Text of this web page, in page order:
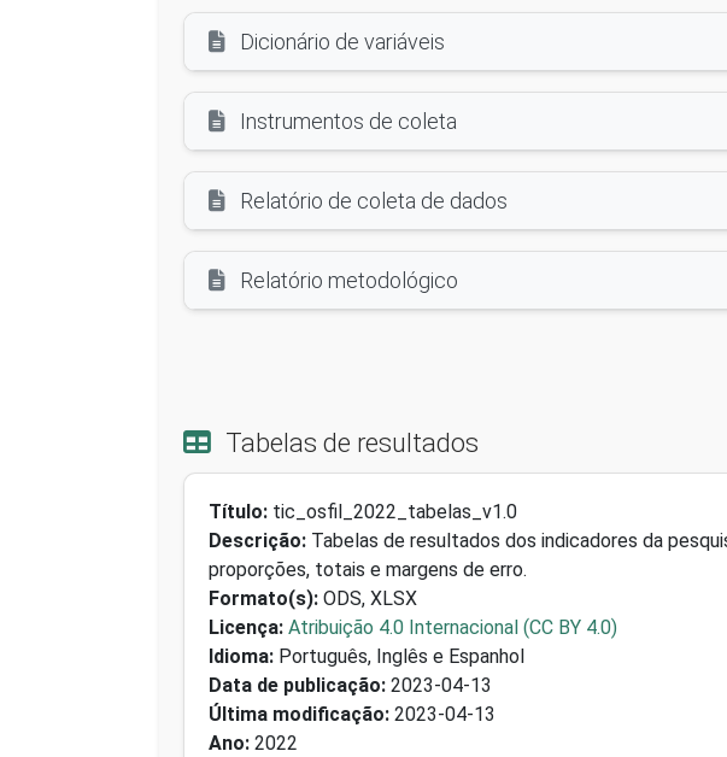
Dicionário de variáveis
Instrumentos de coleta
Relatório de coleta de dados
Relatório metodológico
Tabelas de resultados
Título: tic_osfil_2022_tabelas_v1.0
Descrição: Tabelas de resultados dos indicadores da
proporções, totais e margens de erro.
Formato(s): ODS, XLSX
Licença: Atribuição 4.0 Internacional (CC BY 4.0)
Idioma: Português, Inglês e Espanhol
Data de publicação: 2023-04-13
Última modificação: 2023-04-13
Ano: 2022